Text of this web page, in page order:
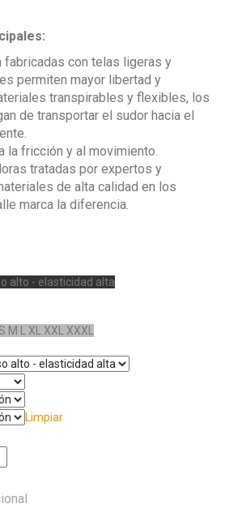
fabricadas con telas ligeras y
permiten mayor libertad y
transpirables y flexibles, los
de transportar el sudor hacia el
la fricción y al movimiento.
tratadas por expertos y
de alta calidad en los
marca la diferencia.
alto - elasticidad alta
M L XL XXL XXXL
Limpiar